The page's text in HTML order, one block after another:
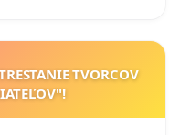
TVORCOV